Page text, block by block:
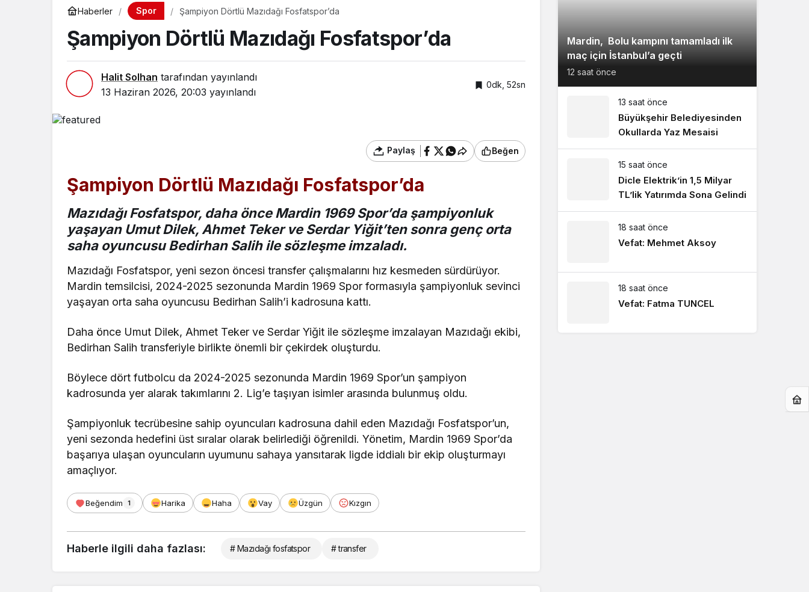
Haberler Spor Şampiyon Dörtlü Mazıdağı Fosfatspor’da
Şampiyon Dörtlü Mazıdağı Fosfatspor’da
Halit Solhan tarafından yayınlandı
13 Haziran 2026, 20:03 yayınlandı
0dk, 52sn
Paylaş Beğen
Şampiyon Dörtlü Mazıdağı Fosfatspor’da
Mazıdağı Fosfatspor, daha önce Mardin 1969 Spor’da şampiyonluk
yaşayan Umut Dilek, Ahmet Teker ve Serdar Yiğit’ten sonra genç orta
saha oyuncusu Bedirhan Salih ile sözleşme imzaladı.
Mazıdağı Fosfatspor, yeni sezon öncesi transfer çalışmalarını hız kesmeden sürdürüyor.
Mardin temsilcisi, 2024-2025 sezonunda Mardin 1969 Spor formasıyla şampiyonluk sevinci
yaşayan orta saha oyuncusu Bedirhan Salih’i kadrosuna kattı.
Daha önce Umut Dilek, Ahmet Teker ve Serdar Yiğit ile sözleşme imzalayan Mazıdağı ekibi,
Bedirhan Salih transferiyle birlikte önemli bir çekirdek oluşturdu.
Böylece dört futbolcu da 2024-2025 sezonunda Mardin 1969 Spor’un şampiyon
kadrosunda yer alarak takımlarını 2. Lig’e taşıyan isimler arasında bulunmuş oldu.
Şampiyonluk tecrübesine sahip oyuncuları kadrosuna dahil eden Mazıdağı Fosfatspor’un,
yeni sezonda hedefini üst sıralar olarak belirlediği öğrenildi. Yönetim, Mardin 1969 Spor’da
başarıya ulaşan oyuncuların uyumunu sahaya yansıtarak ligde iddialı bir ekip oluşturmayı
amaçlıyor.
Beğendim 1 Harika Haha Vay Üzgün Kızgın
Haberle ilgili daha fazlası: # Mazıdağı fosfatspor # transfer
Mardin, Bolu kampını tamamladı ilk
maç için İstanbul’a geçti
12 saat önce
13 saat önce
Büyükşehir Belediyesinden
Okullarda Yaz Mesaisi
15 saat önce
Dicle Elektrik’in 1,5 Milyar
TL’lik Yatırımda Sona Gelindi
18 saat önce
Vefat: Mehmet Aksoy
18 saat önce
Vefat: Fatma TUNCEL